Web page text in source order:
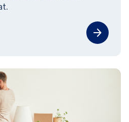
arrow_forward